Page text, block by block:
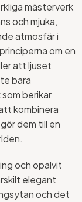
mästerverk
och mjuka,
atmosfär i
om en
att ljuset
bara
berikar
kombinera
dem till en
och opalvit
elegant
och det